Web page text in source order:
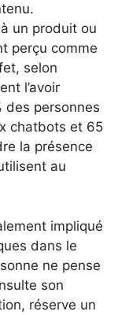
un produit ou
perçu comme
selon
l’avoir
des personnes
chatbots et 65
la présence
au
impliqué
dans le
ne pense
son
réserve un